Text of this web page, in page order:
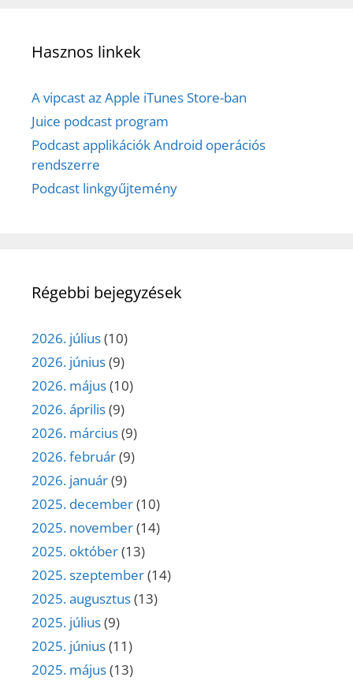
Hasznos linkek
A vipcast az Apple iTunes Store-ban
Juice podcast program
Podcast applikációk Android operációs
rendszerre
Podcast linkgyűjtemény
Régebbi bejegyzések
2026. július(10)
2026. június(9)
2026. május(10)
2026. április(9)
2026. március(9)
2026. február(9)
2026. január(9)
2025. december(10)
2025. november(14)
2025. október(13)
2025. szeptember(14)
2025. augusztus(13)
2025. július(9)
2025. június(11)
2025. május(13)